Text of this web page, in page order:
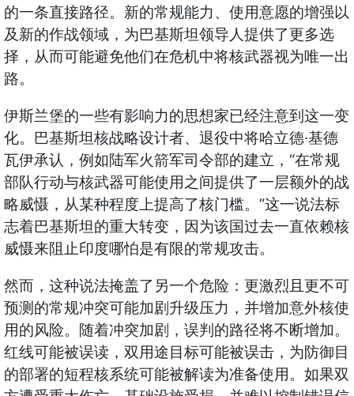
的一条直接路径。新的常规能力、使用意愿的增强以
及新的作战领域，为巴基斯坦领导人提供了更多选
择，从而可能避免他们在危机中将核武器视为唯一出
路。
伊斯兰堡的一些有影响力的思想家已经注意到这一变
化。巴基斯坦核战略设计者、退役中将哈立德·基德
瓦伊承认，例如陆军火箭军司令部的建立， “在常规
部队行动与核武器可能使用之间提供了一层额外的战
略威慑，从某种程度上提高了核门槛。 ”这一说法标
志着巴基斯坦的重大转变，因为该国过去一直依赖核
威慑来阻止印度哪怕是有限的常规攻击。
然而，这种说法掩盖了另一个危险：更激烈且更不可
预测的常规冲突可能加剧升级压力，并增加意外核使
用的风险。随着冲突加剧，误判的路径将不断增加。
红线可能被误读，双用途目标可能被误击，为防御目
的部署的短程核系统可能被解读为准备使用。如果双